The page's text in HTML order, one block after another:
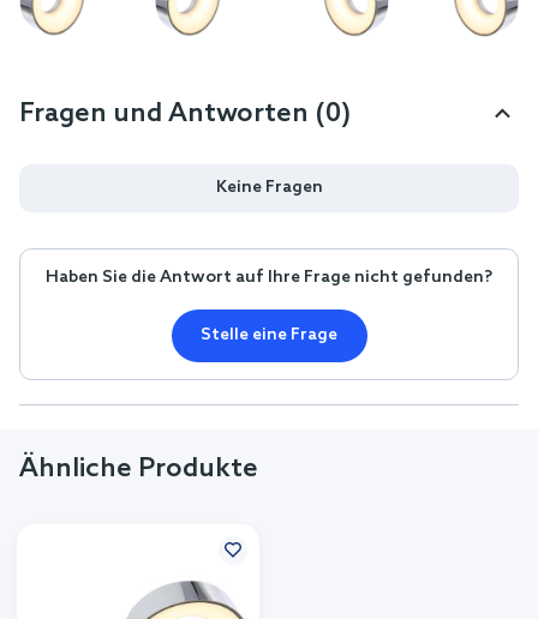
Fragen und Antworten (0)
Keine Fragen
Haben Sie die Antwort auf Ihre Frage nicht gefunden?
Stelle eine Frage
Ähnliche Produkte